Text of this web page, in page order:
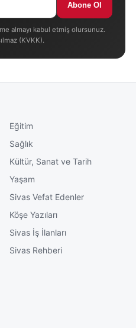
Abone Ol
almayı kabul etmiş olursunuz.
(KVKK).
Eğitim
Sağlık
Kültür, Sanat ve Tarih
Yaşam
Sivas Vefat Edenler
Köşe Yazıları
Sivas İş İlanları
Sivas Rehberi